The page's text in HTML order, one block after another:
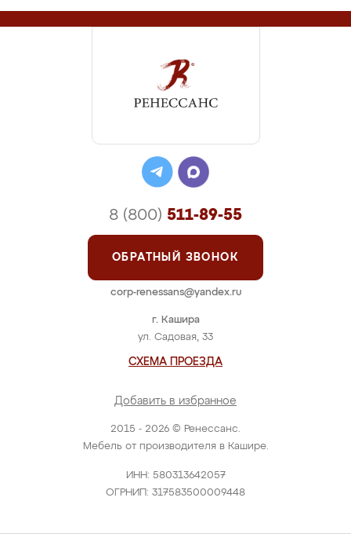
2015 - 2026 © Ренессанс.
Мебель от производителя в Кашире.
ИНН: 580313642057
ОГРНИП: 317583500009448
г. Кашира
ул. Садовая, 33
СХЕМА ПРОЕЗДА
Добавить в избранное
8 (800) 511-89-55
ОБРАТНЫЙ ЗВОНОК
corp-renessans@yandex.ru